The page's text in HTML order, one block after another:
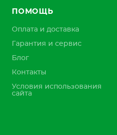
ПОМОЩЬ
Оплата и доставка
Гарантия и сервис
Блог
Контакты
Условия использования
сайта